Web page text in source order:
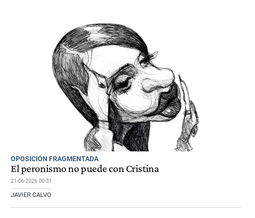
OPOSICIÓN FRAGMENTADA
El peronismo no puede con Cristina
21-06-2026 00:31
JAVIER CALVO